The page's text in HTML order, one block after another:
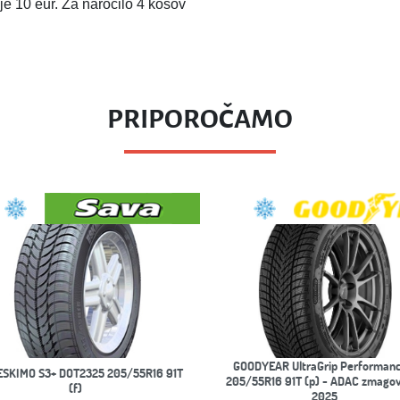
10 eur. Za naročilo 4 kosov
PRIPOROČAMO
UltraGrip Performance 3
55R16 91T (p) - ADAC zmagovalka
2025
LAUFENN
LAUFENN i Fit+ LW31 DOT3925
91T (p)